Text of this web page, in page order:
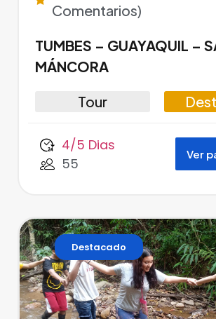
Comentarios)
TUMBES – GUAYAQUIL –
MÁNCORA
Tour
4/5 Dias
55
Ver
Destacado